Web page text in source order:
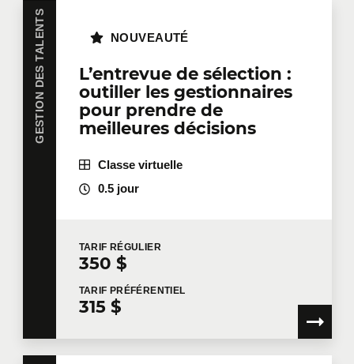
GESTION DES TALENTS
L’entrevue de sélection :
outiller les gestionnaires
pour prendre de
meilleures décisions
NOUVEAUTÉ
Classe virtuelle
0.5 jour
TARIF RÉGULIER
350 $
TARIF PRÉFÉRENTIEL
315 $